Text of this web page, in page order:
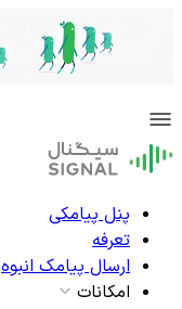
پنل پیامکی
تعرفه
ارسال پیامک انبوه
امکانات